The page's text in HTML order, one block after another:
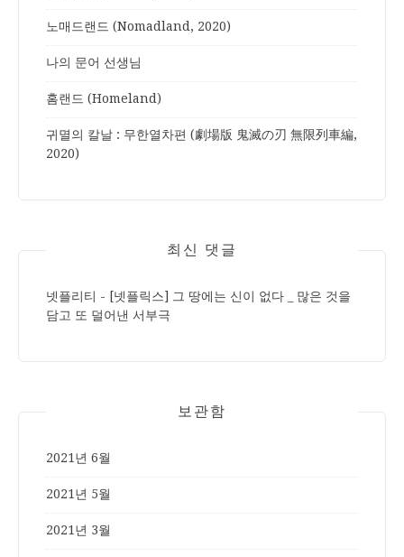
노매드랜드 (Nomadland, 2020)
나의 문어 선생님
홈랜드 (Homeland)
귀멸의 칼날 : 무한열차편 (劇場版 鬼滅の刃 無限列車編,
2020)
최신 댓글
넷플리티 - [넷플릭스] 그 땅에는 신이 없다 _ 많은 것을
담고 또 덜어낸 서부극
보관함
2021년 6월
2021년 5월
2021년 3월